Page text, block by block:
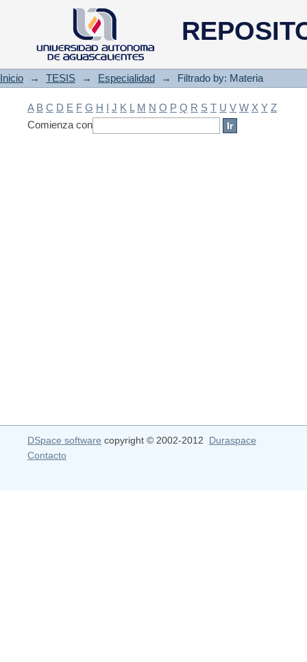
Filtrado by: Materia
Inicio → TESIS → Especialidad → Filtrado by: Materia
A B C D E F G H I J K L M N O P Q R S T U V W X Y Z
Comienza con
DSpace software copyright © 2002-2012 Duraspace
Contacto